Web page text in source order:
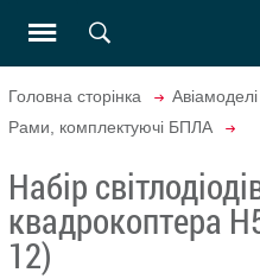
Головна сторінка Авіамоделі
Рами, комплектуючі БПЛА
Набір
квадрокоптера
12)